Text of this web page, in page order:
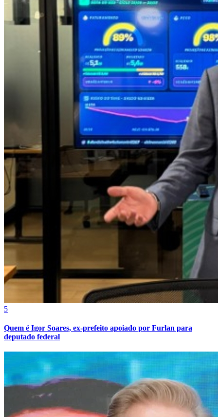
Cruzeiro
Bahia
5
Quem é Igor Soares, ex-prefeito apoiado por Furlan para
deputado federal